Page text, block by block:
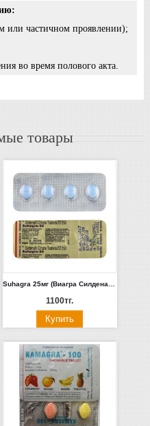
или частичном проявлении);
во время полового акта.
товары
1100тг.